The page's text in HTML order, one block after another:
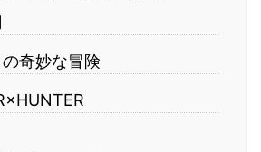
奇妙な冒険